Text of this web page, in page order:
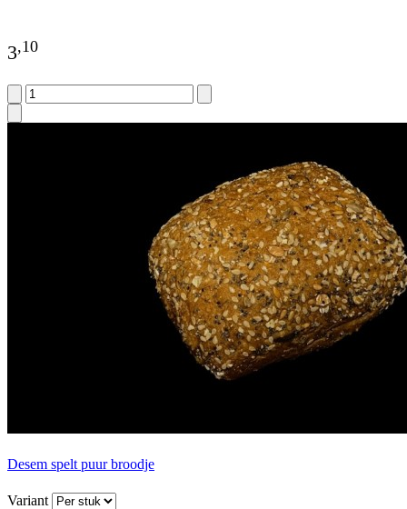
3,10
Desem spelt puur broodje
Variant